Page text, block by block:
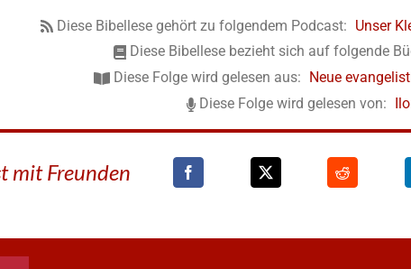
Diese Bibellese gehört zu folgendem Podcast: Unser
Diese Bibellese bezieht sich auf folgende
Diese Folge wird gelesen aus:
Neue
Diese Folge wird gelesen von:
mit Freunden